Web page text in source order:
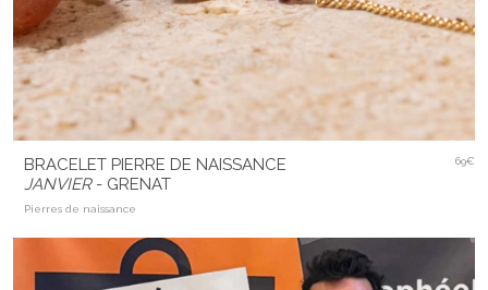
BRACELET PIERRE DE NAISSANCE
JANVIER- GRENAT
Pierres de naissance
69€